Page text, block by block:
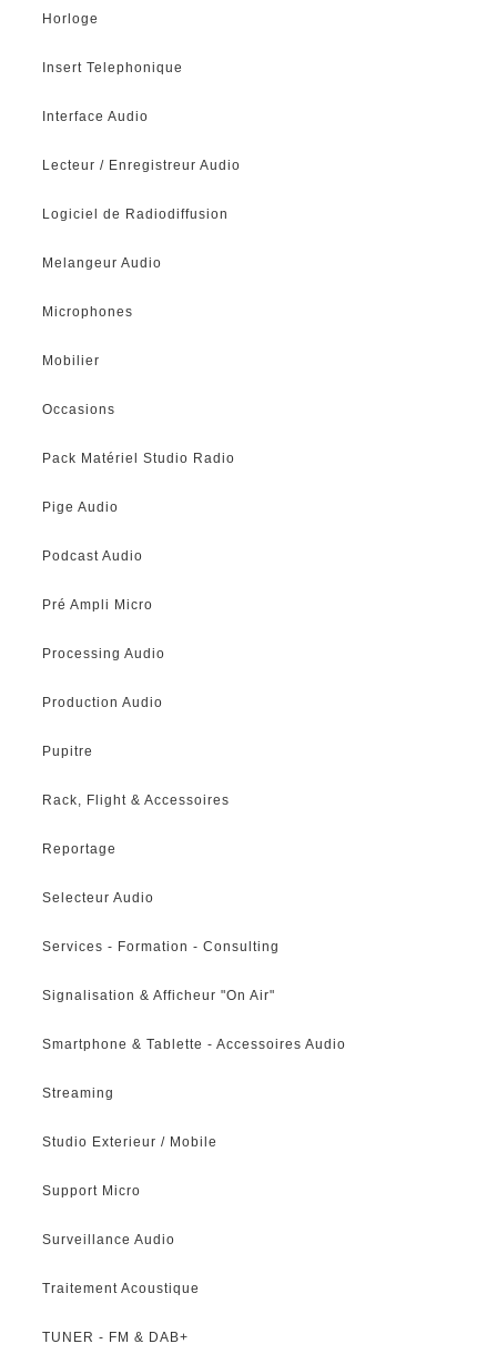
Horloge
Insert Telephonique
Interface Audio
Lecteur / Enregistreur Audio
Logiciel de Radiodiffusion
Melangeur Audio
Microphones
Mobilier
Occasions
Pack Matériel Studio Radio
Pige Audio
Podcast Audio
Pré Ampli Micro
Processing Audio
Production Audio
Pupitre
Rack, Flight & Accessoires
Reportage
Selecteur Audio
Services - Formation - Consulting
Signalisation & Afficheur "On Air"
Smartphone & Tablette - Accessoires Audio
Streaming
Studio Exterieur / Mobile
Support Micro
Surveillance Audio
Traitement Acoustique
TUNER - FM & DAB+